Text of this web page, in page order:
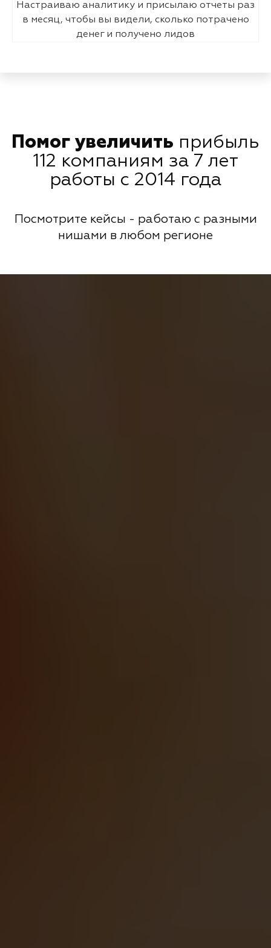
Настраиваю аналитику и присылаю отчеты раз
в месяц, чтобы вы видели, сколько потрачено
денег и получено лидов
Помог увеличить прибыль
112 компаниям за 7 лет
работы с 2014 года
Посмотрите кейсы - работаю с разными
нишами в любом регионе